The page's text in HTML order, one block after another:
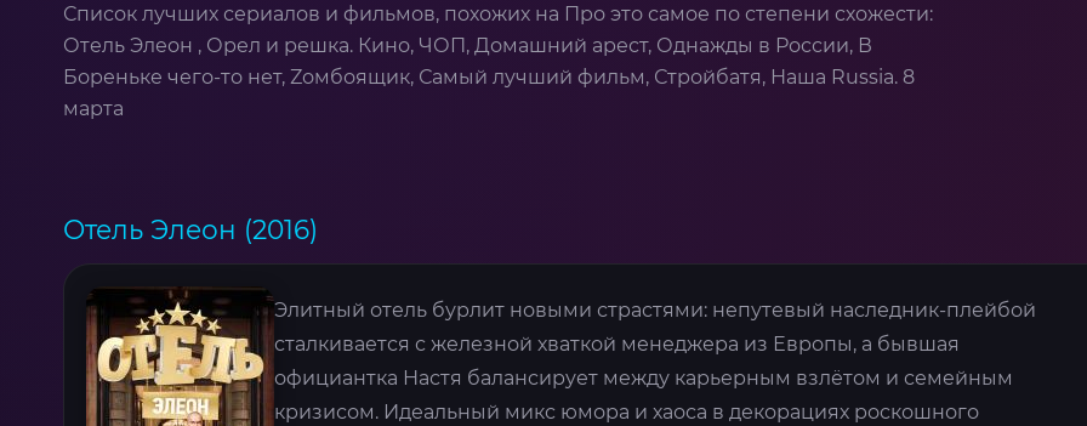
Список лучших сериалов и фильмов, похожих на Про это самое по степени схожести:
Отель Элеон , Орел и решка. Кино, ЧОП, Домашний арест, Однажды в России, В
Бореньке чего-то нет, Zомбоящик, Самый лучший фильм, Стройбатя, Наша Russia. 8
марта
Отель Элеон (2016)
Элитный отель бурлит новыми страстями: непутевый наследник-плейбой
сталкивается с железной хваткой менеджера из Европы, а бывшая
официантка Настя балансирует между карьерным взлётом и семейным
кризисом. Идеальный микс юмора и хаоса в декорациях роскошного